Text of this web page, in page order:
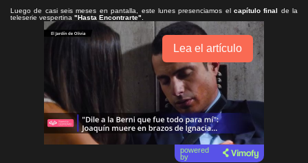
Luego de casi seis meses en pantalla, este lunes presenciamos el capítulo final de la
teleserie vespertina "Hasta Encontrarte"
Lea el artículo
powered
by